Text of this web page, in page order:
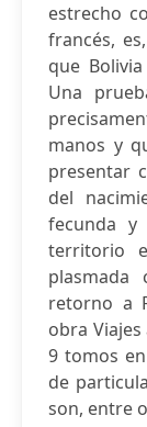
estrecho
francés,
que
Una
manos y
presentar
del
fecunda y
territorio
retorno a
obra
9 tomos
de
son, entre